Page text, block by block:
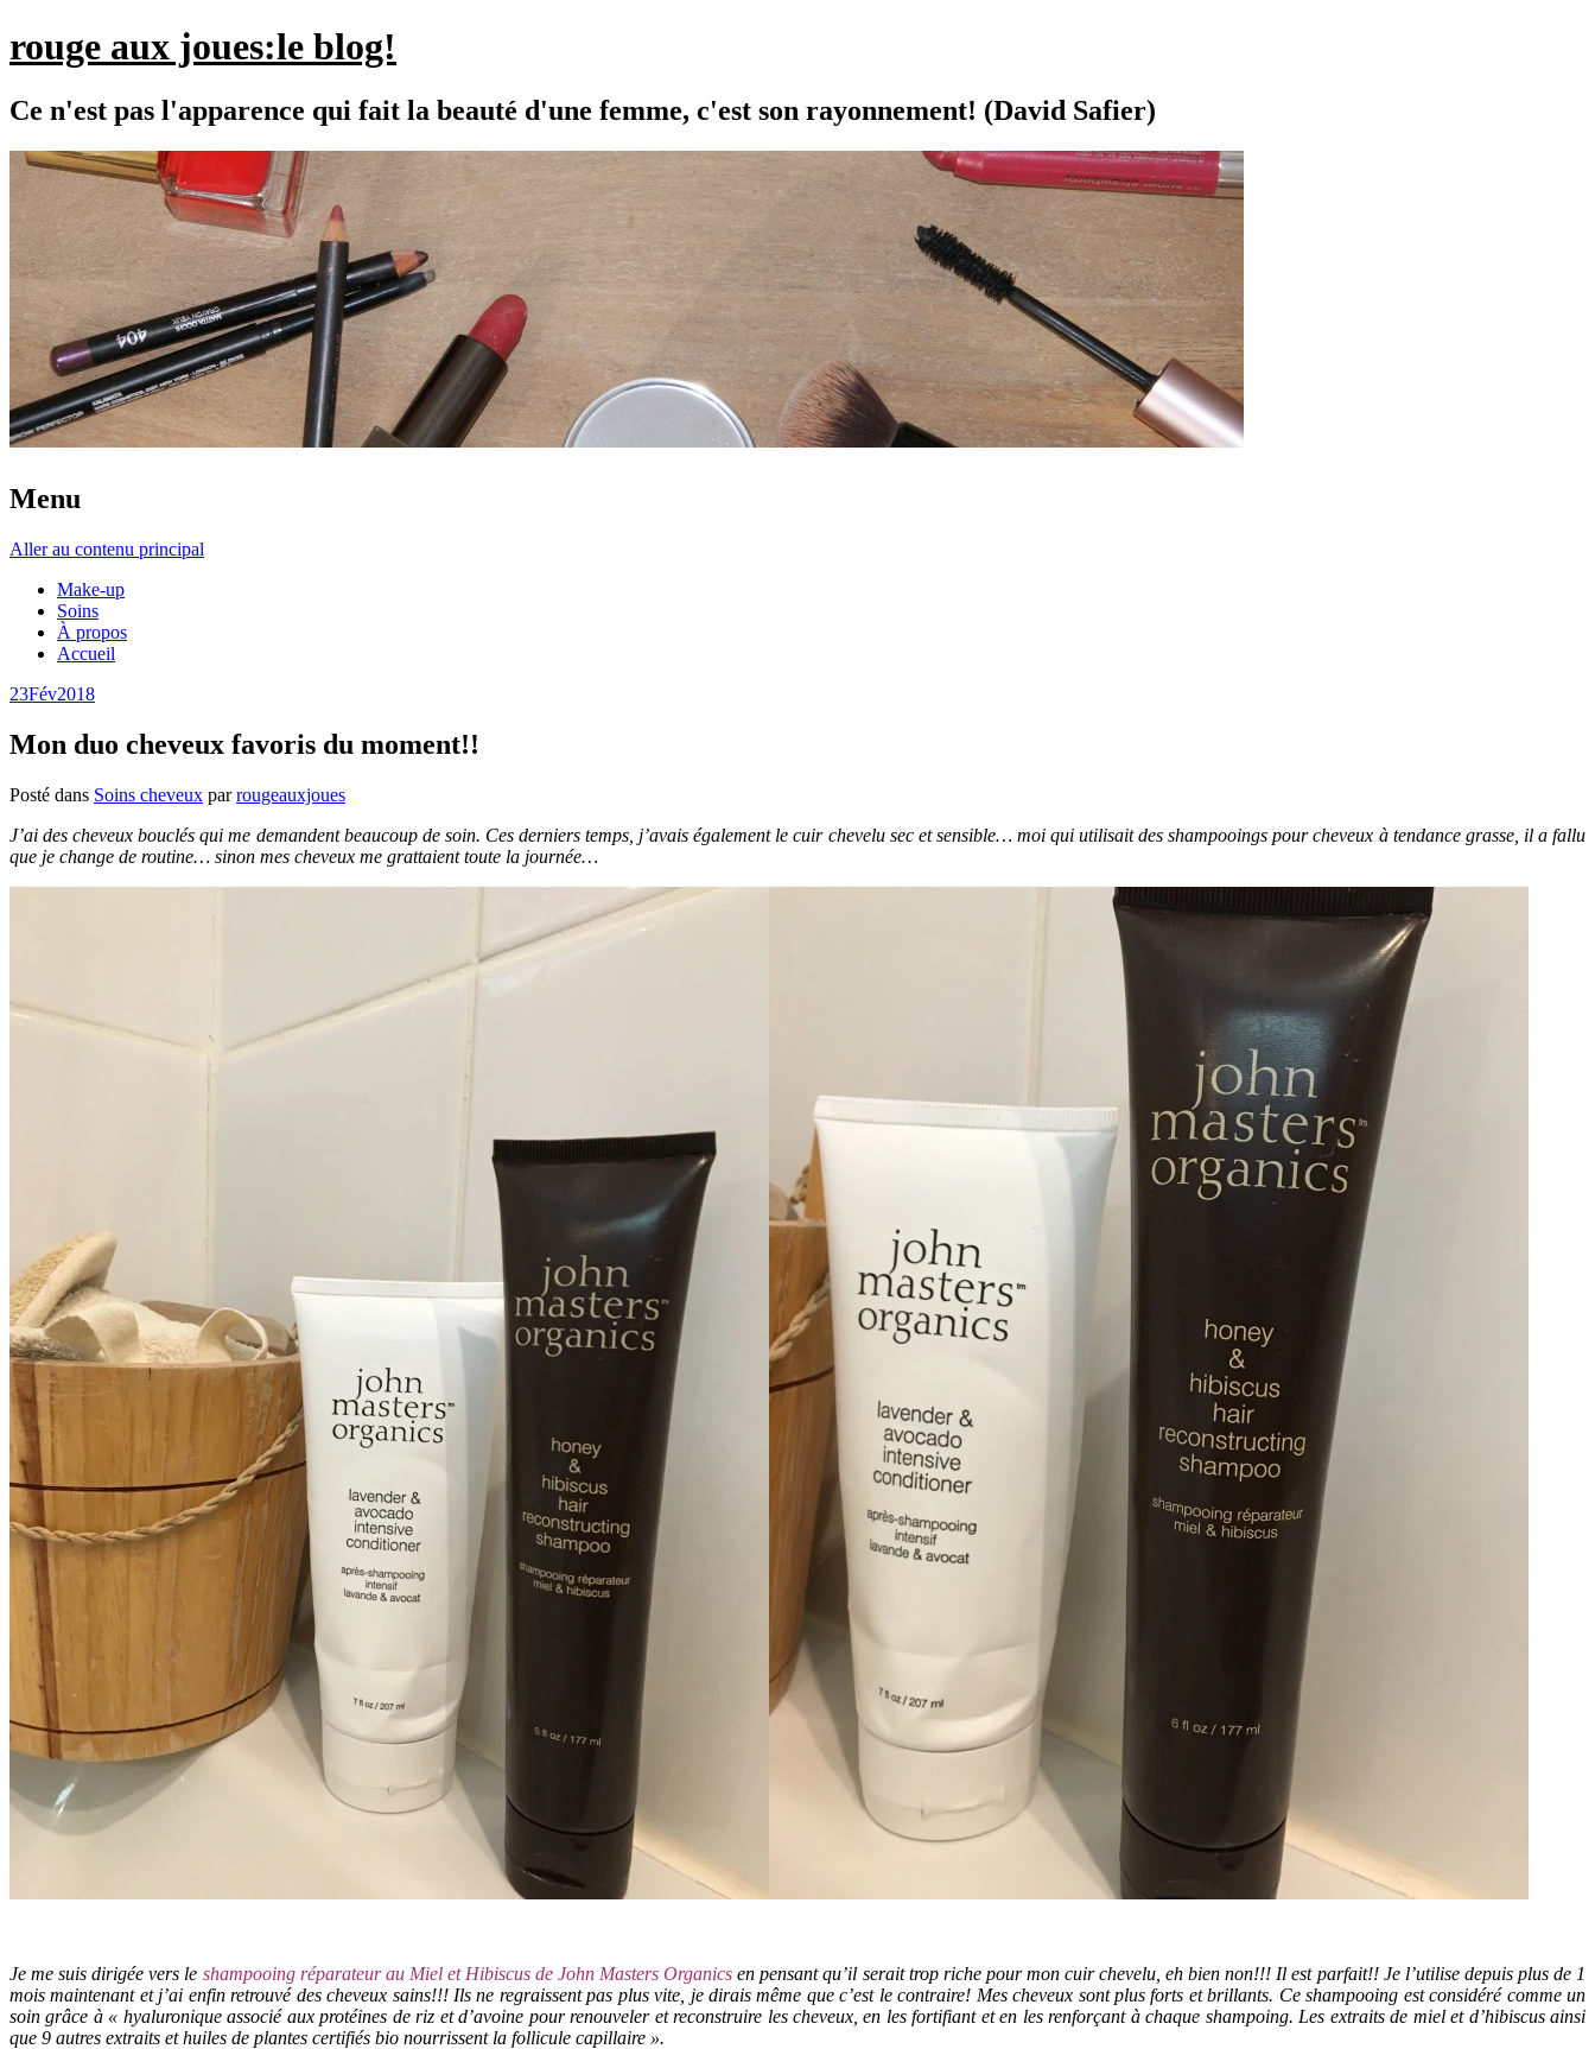
rouge aux joues:le blog!
Ce n'est pas l'apparence qui fait la beauté d'une femme, c'est son rayonnement! (David Safier)
Menu
Aller au contenu principal
Make-up
Soins
À propos
Accueil
23Fév2018
Mon duo cheveux favoris du moment!!
Posté dans Soins cheveux parrougeauxjoues
J’ai des cheveux bouclés qui me demandent beaucoup de soin. Ces derniers temps, j’avais également le cuir chevelu sec et sensible… moi qui utilisait des shampooings pour cheveux à tendance grasse, il a fallu
que je change de routine… sinon mes cheveux me grattaient toute la journée…
Je me suis dirigée vers le shampooing réparateur au Miel et Hibiscus de John Masters Organics en pensant qu’il serait trop riche pour mon cuir chevelu, eh bien non!!! Il est parfait!! Je l’utilise depuis plus de 1
mois maintenant et j’ai enfin retrouvé des cheveux sains!!! Ils ne regraissent pas plus vite, je dirais même que c’est le contraire! Mes cheveux sont plus forts et brillants. Ce shampooing est considéré comme un
soin grâce à « hyaluronique associé aux protéines de riz et d’avoine pour renouveler et reconstruire les cheveux, en les fortifiant et en les renforçant à chaque shampoing. Les extraits de miel et d’hibiscus ainsi
que 9 autres extraits et huiles de plantes certifiés bio nourrissent la follicule capillaire ».